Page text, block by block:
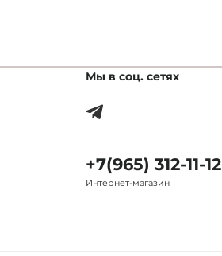
Мы в соц. сетях
+7(965) 312-11-12
Интернет-магазин